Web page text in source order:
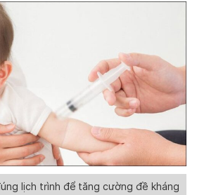
lịch trình để tăng cường đề kháng